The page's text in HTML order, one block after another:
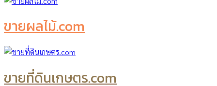
ขายผลไม้.com
ขายที่ดินเกษตร.com